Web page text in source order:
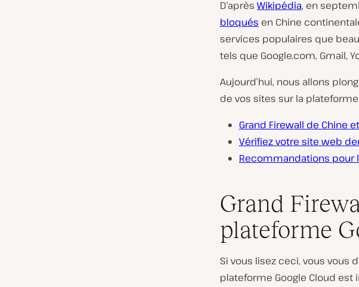
D’après Wikipédia, en
bloqués en Chine
services populaires que
tels que Google.com, Gmail,
Aujourd’hui, nous allons
de vos sites sur la
Grand Firewall de Chine
Vérifiez votre site web
Recommandations pour
Grand
plateforme
Si vous lisez ceci, vous
plateforme Google Cloud est